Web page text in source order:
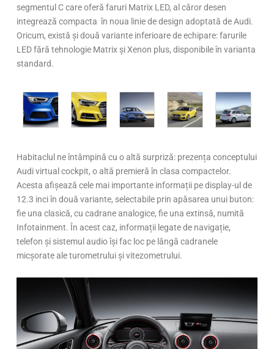
segmentul C care oferă faruri Matrix LED, al căror desen
integrează compacta în noua linie de design adoptată de Audi.
Oricum, există și două variante inferioare de echipare: farurile
LED fără tehnologie Matrix și Xenon plus, disponibile în varianta
standard.
Habitaclul ne întâmpină cu o altă surpriză: prezența conceptului
Audi virtual cockpit, o altă premieră în clasa compactelor.
Acesta afișează cele mai importante informații pe display-ul de
12.3 inci în două variante, selectabile prin apăsarea unui buton:
fie una clasică, cu cadrane analogice, fie una extinsă, numită
Infotainment. În acest caz, informații legate de navigație,
telefon și sistemul audio își fac loc pe lângă cadranele
micșorate ale turometrului și vitezometrului.